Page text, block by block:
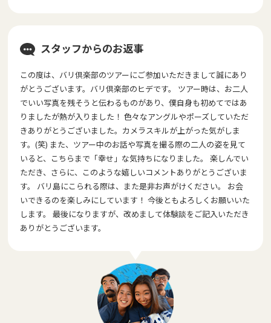
スタッフからのお返事
この度は、バリ倶楽部のツアーにご参加いただきまして誠にあり
がとうございます。バリ倶楽部のヒデです。 ツアー時は、お二人
でいい写真を残そうと伝わるものがあり、僕自身も初めてではあ
りましたが熱が入りました！ 色々なアングルやポーズしていただ
きありがとうございました。カメラスキルが上がった気がしま
す。(笑) また、ツアー中のお話や写真を撮る際の二人の姿を見て
いると、こちらまで「幸せ」な気持ちになりました。 楽しんでい
ただき、さらに、このような嬉しいコメントありがとうございま
す。 バリ島にこられる際は、また是非お声がけください。 お会
いできるのを楽しみにしています！ 今後ともよろしくお願いいた
します。 最後になりますが、改めまして体験談をご記入いただき
ありがとうございます。